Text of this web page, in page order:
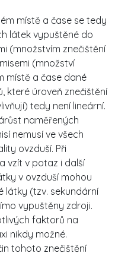
místě a čase se tedy
látek vypuštěné do
(množstvím znečištění
(množství
místě a čase dané
které úroveň znečištění
tedy není lineární.
naměřených
nemusí ve všech
ovzduší. Při
vzít v potaz i další
v ovzduší mohou
látky (tzv. sekundární
vypuštěny zdroji.
faktorů na
nikdy možné.
tohoto znečištění